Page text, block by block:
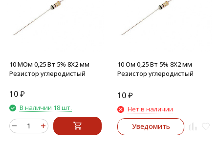
10 МОм 0,25 Вт 5% 8X2 мм
Резистор углеродистый
10₽
В наличии 18 шт.
10 Ом 0,25 Вт 5% 8X2 мм
Резистор углеродистый
10₽
Нет в наличии
Уведомить